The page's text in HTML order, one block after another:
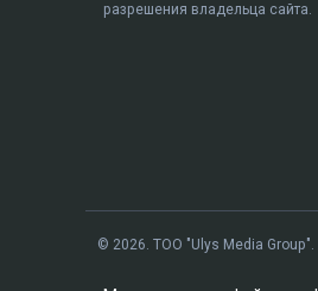
разрешения владельца сайта.
© 2026. ТОО "Ulys Media